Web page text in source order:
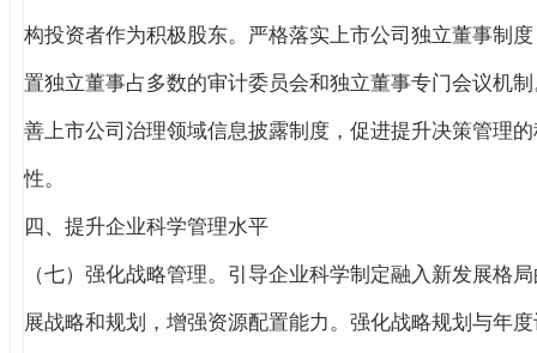
构投资者作为积极股东。严格落实上市公司独立董事制
置独立董事占多数的审计委员会和独立董事专门会议机
善上市公司治理领域信息披露制度，促进提升决策管理
性。
四、提升企业科学管理水平
（七）强化战略管理。引导企业科学制定融入新发展格
展战略和规划，增强资源配置能力。强化战略规划与年